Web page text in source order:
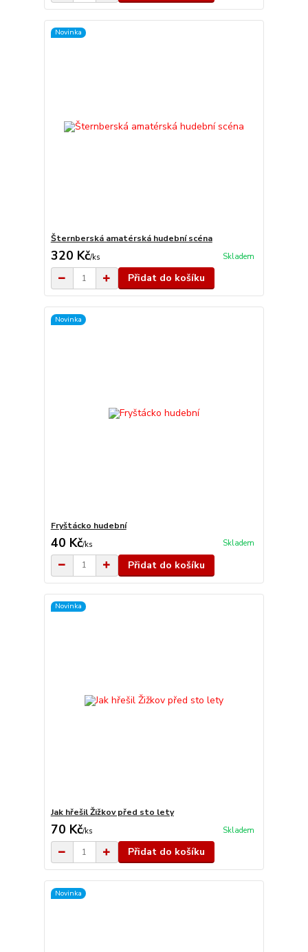
Novinka
Šternberská amatérská hudební scéna
320 Kč/ks Skladem
Přidat do košíku
Novinka
Fryštácko hudební
40 Kč/ks Skladem
Přidat do košíku
Novinka
Jak hřešil Žižkov před sto lety
70 Kč/ks Skladem
Přidat do košíku
Novinka